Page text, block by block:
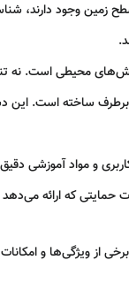
وجود دارند،
محیطی است. نه
ساخته است. این
و مواد آموزشی
حمایتی که ارائه
از ویژگی‌ها و